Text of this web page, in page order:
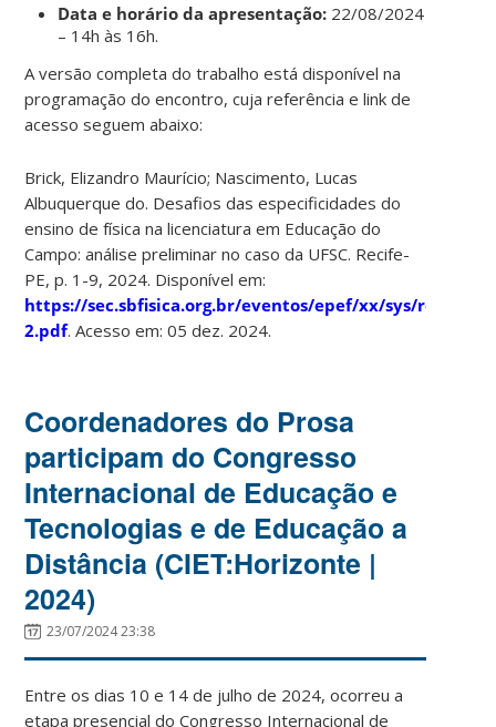
Data e horário da apresentação: 22/08/2024
– 14h às 16h.
A versão completa do trabalho está disponível na
programação do encontro, cuja referência e link de
acesso seguem abaixo:
Brick, Elizandro Maurício; Nascimento, Lucas
Albuquerque do. Desafios das especificidades do
ensino de física na licenciatura em Educação do
Campo: análise preliminar no caso da UFSC. Recife-
PE, p. 1-9, 2024. Disponível em:
https://sec.sbfisica.org.br/eventos/epef/xx/sys/resumos/
2.pdf. Acesso em: 05 dez. 2024.
Coordenadores do Prosa
participam do Congresso
Internacional de Educação e
Tecnologias e de Educação a
Distância (CIET:Horizonte |
2024)
23/07/2024 23:38
Entre os dias 10 e 14 de julho de 2024, ocorreu a
etapa presencial do Congresso Internacional de